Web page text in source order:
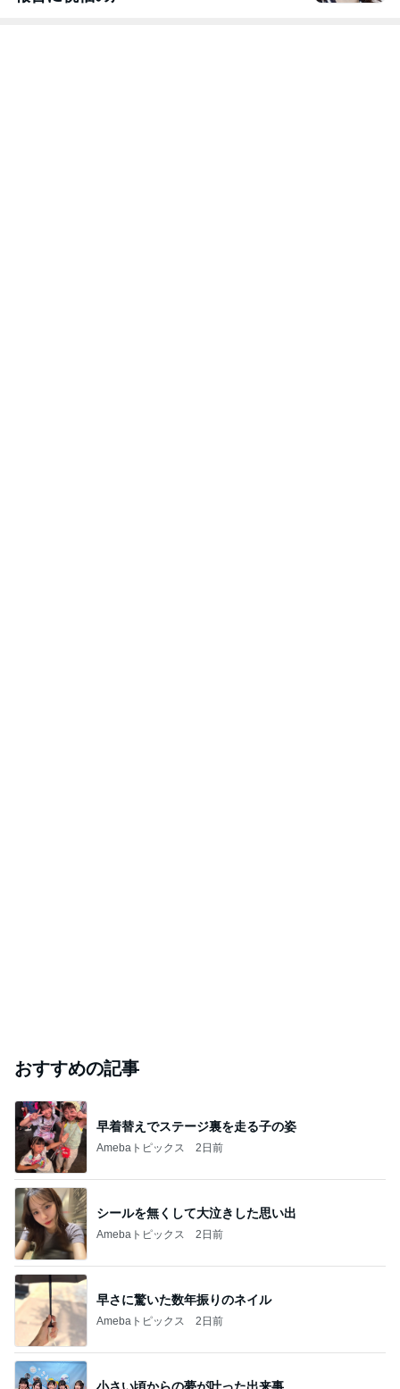
おすすめの記事
早着替えでステージ裏を走る子の姿
Amebaトピックス 2日前
シールを無くして大泣きした思い出
Amebaトピックス 2日前
早さに驚いた数年振りのネイル
Amebaトピックス 2日前
小さい頃からの夢が叶った出来事